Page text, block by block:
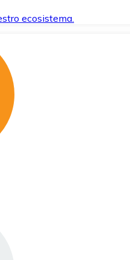
ecosistema.